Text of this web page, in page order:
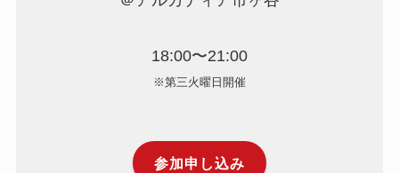
18:00〜21:00
※第三火曜日開催
参加申し込み